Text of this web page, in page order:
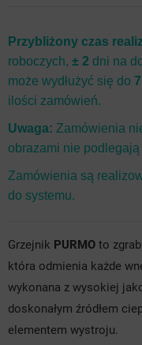
Przybliżony czas
roboczych, ± 2 dni na
może wydłużyć się do
ilości zamówień.
Uwaga: Zamówienia
obrazami nie podlegają
Zamówienia są
do systemu.
Grzejnik PURMO to
która odmienia każde
wykonana z wysokiej
doskonałym źródłem
elementem wystroju.